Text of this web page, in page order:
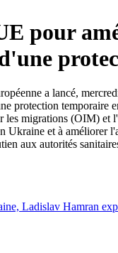
pour
a lancé,
protection
migrations (OIM) et
et à améliorer
aux autorités
Ladislav Hamran